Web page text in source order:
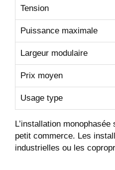
Tension
Puissance maximale
Largeur modulaire
Prix moyen
Usage type
L’installation
petit commerce. Les
industrielles ou les